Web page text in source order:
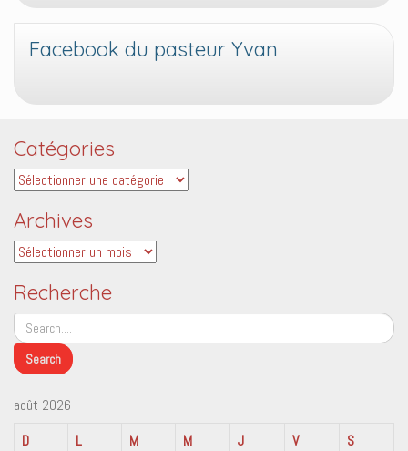
Facebook du pasteur Yvan
Catégories
Catégories
Archives
Archives
Recherche
août 2026
D
L M M J V
S